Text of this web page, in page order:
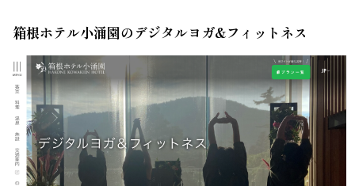
箱根ホテル小涌園のデジタルヨガ&フィットネス